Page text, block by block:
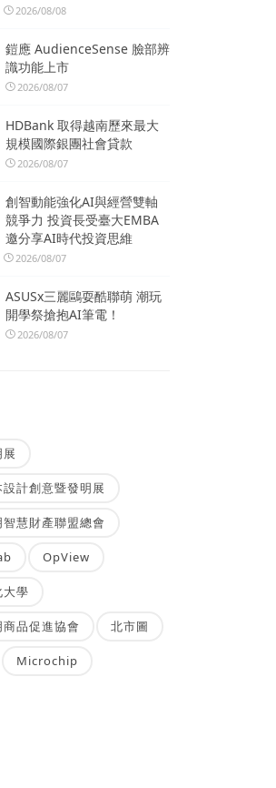
2026/08/08
鎧應 AudienceSense 臉部辨
識功能上市
2026/08/07
HDBank 取得越南歷來最大
規模國際銀團社會貸款
2026/08/07
創智動能強化AI與經營雙軸
競爭力 投資長受臺大EMBA
邀分享AI時代投資思維
2026/08/07
ASUSx三麗鷗耍酷聯萌 潮玩
開學祭搶抱AI筆電！
2026/08/07
設計創意暨發明展
慧財產聯盟總會
OpView
大學
品促進協會 北市圖
Microchip